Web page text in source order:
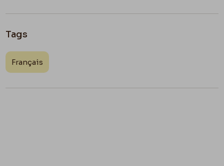
Tags
Français